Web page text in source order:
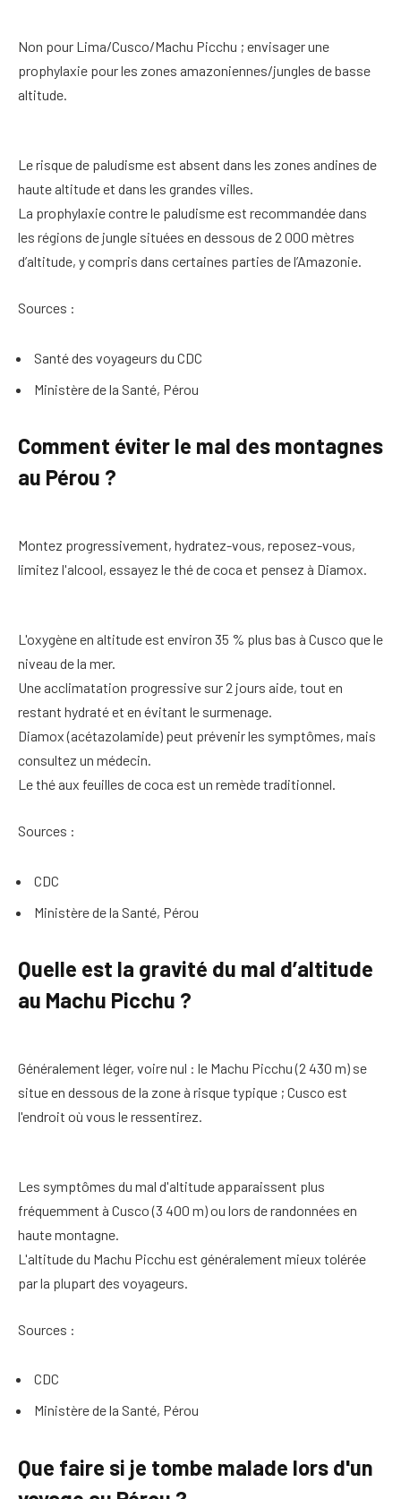
Non pour Lima/Cusco/Machu Picchu ; envisager une
prophylaxie pour les zones amazoniennes/jungles de basse
altitude.
Le risque de paludisme est absent dans les zones andines de
haute altitude et dans les grandes villes.
La prophylaxie contre le paludisme est recommandée dans
les régions de jungle situées en dessous de 2 000 mètres
d’altitude, y compris dans certaines parties de l’Amazonie.
Sources :
Santé des voyageurs du CDC
Ministère de la Santé, Pérou
Comment éviter le mal des montagnes
au Pérou ?
Montez progressivement, hydratez-vous, reposez-vous,
limitez l'alcool, essayez le thé de coca et pensez à Diamox.
L'oxygène en altitude est environ 35 % plus bas à Cusco que le
niveau de la mer.
Une acclimatation progressive sur 2 jours aide, tout en
restant hydraté et en évitant le surmenage.
Diamox (acétazolamide) peut prévenir les symptômes, mais
consultez un médecin.
Le thé aux feuilles de coca est un remède traditionnel.
Sources :
CDC
Ministère de la Santé, Pérou
Quelle est la gravité du mal d’altitude
au Machu Picchu ?
Généralement léger, voire nul : le Machu Picchu (2 430 m) se
situe en dessous de la zone à risque typique ; Cusco est
l'endroit où vous le ressentirez.
Les symptômes du mal d'altitude apparaissent plus
fréquemment à Cusco (3 400 m) ou lors de randonnées en
haute montagne.
L'altitude du Machu Picchu est généralement mieux tolérée
par la plupart des voyageurs.
Sources :
CDC
Ministère de la Santé, Pérou
Que faire si je tombe malade lors d'un